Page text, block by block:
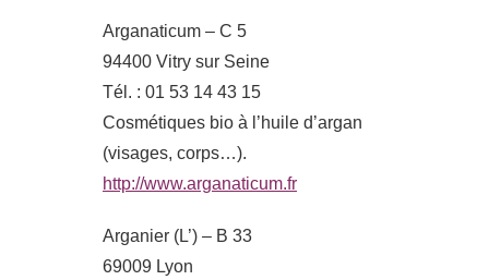
Arganaticum – C 5
94400 Vitry sur Seine
Tél. : 01 53 14 43 15
Cosmétiques bio à l’huile d’argan
(visages, corps…).
http://www.arganaticum.fr
Arganier (L’) – B 33
69009 Lyon